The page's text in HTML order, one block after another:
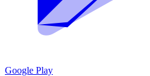
Google Play